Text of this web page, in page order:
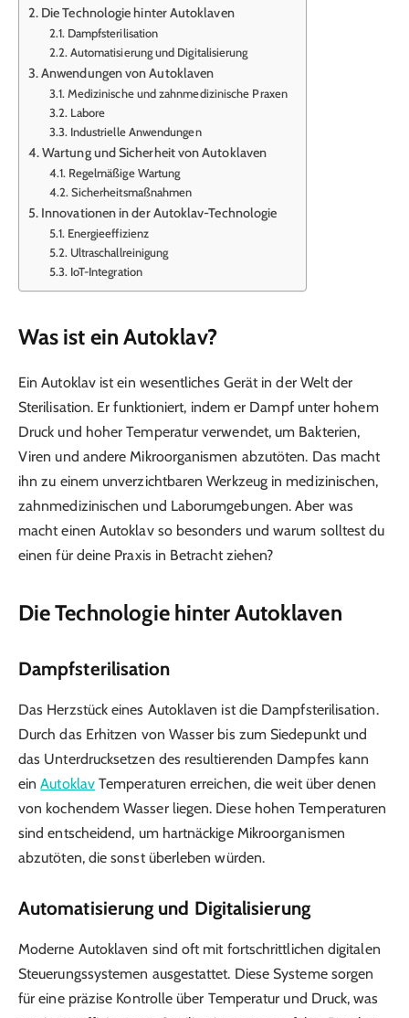
Die Technologie hinter Autoklaven
Dampfsterilisation
Automatisierung und Digitalisierung
Anwendungen von Autoklaven
Medizinische und zahnmedizinische Praxen
Labore
Industrielle Anwendungen
Wartung und Sicherheit von Autoklaven
Regelmäßige Wartung
Sicherheitsmaßnahmen
Innovationen in der Autoklav-Technologie
Energieeffizienz
Ultraschallreinigung
IoT-Integration
Was ist ein Autoklav?
Ein Autoklav ist ein wesentliches Gerät in der Welt der
Sterilisation. Er funktioniert, indem er Dampf unter hohem
Druck und hoher Temperatur verwendet, um Bakterien,
Viren und andere Mikroorganismen abzutöten. Das macht
ihn zu einem unverzichtbaren Werkzeug in medizinischen,
zahnmedizinischen und Laborumgebungen. Aber was
macht einen Autoklav so besonders und warum solltest du
einen für deine Praxis in Betracht ziehen?
Die Technologie hinter Autoklaven
Dampfsterilisation
Das Herzstück eines Autoklaven ist die Dampfsterilisation.
Durch das Erhitzen von Wasser bis zum Siedepunkt und
das Unterdrucksetzen des resultierenden Dampfes kann
einAutoklavTemperaturen erreichen, die weit über denen
von kochendem Wasser liegen. Diese hohen Temperaturen
sind entscheidend, um hartnäckige Mikroorganismen
abzutöten, die sonst überleben würden.
Automatisierung und Digitalisierung
Moderne Autoklaven sind oft mit fortschrittlichen digitalen
Steuerungssystemen ausgestattet. Diese Systeme sorgen
für eine präzise Kontrolle über Temperatur und Druck, was